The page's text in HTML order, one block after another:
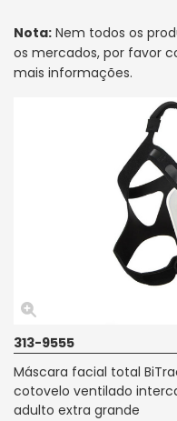
Nota: Nem todos os
os mercados, por favor
mais informações.
313-9555
Máscara facial total
cotovelo ventilado
adulto extra grande